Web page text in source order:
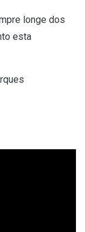
longe dos
esta